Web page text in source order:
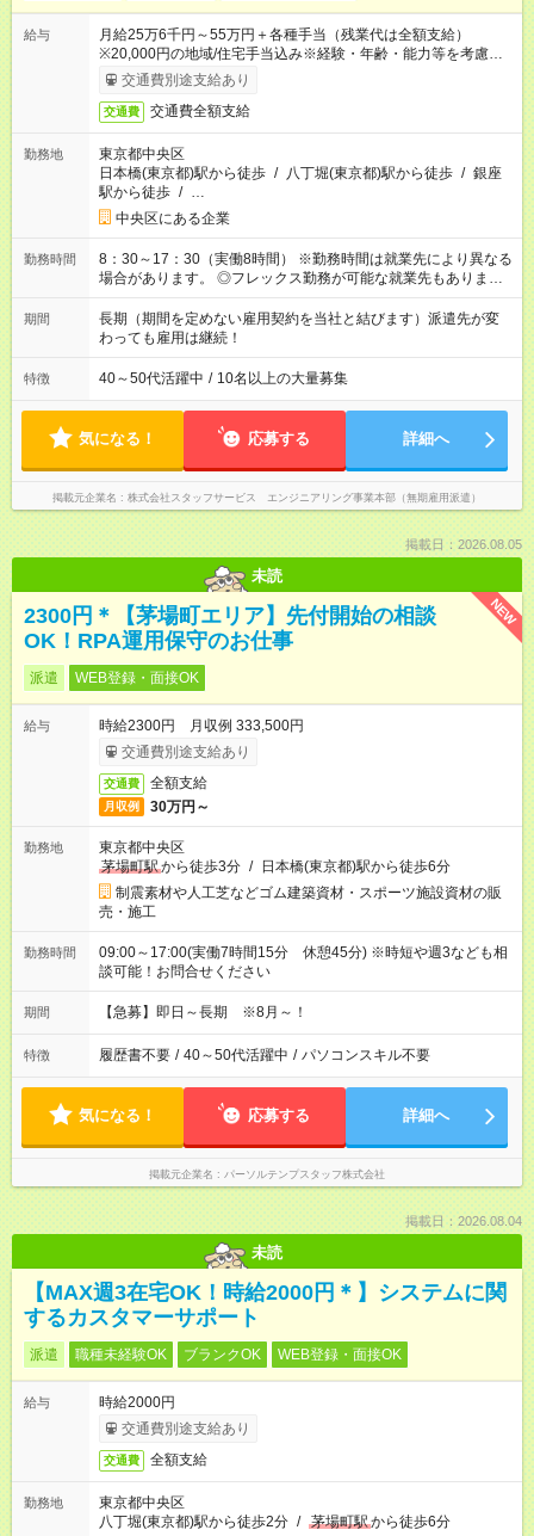
給与
月給25万6千円～55万円＋各種手当（残業代は全額支給）
※20,000円の地域/住宅手当込み※経験・年齢・能力等を考慮し
て加給・優遇します。★同一就業先で1年以上継続したら月1万
円の継続手当支給
交通費別途支給あり
交通費 交通費全額支給
勤務地
東京都中央区
日本橋(東京都)駅から徒歩 / 八丁堀(東京都)駅から徒歩 / 銀座
駅から徒歩 / …
中央区にある企業
勤務時間
8：30～17：30（実働8時間） ※勤務時間は就業先により異なる
場合があります。 ◎フレックス勤務が可能な就業先もありま
す。 ◎今よりもさらに働きやすい環境をつくるべく、 働き方
改革に全社をあげて取り組んでいます。
期間
長期（期間を定めない雇用契約を当社と結びます）派遣先が変
わっても雇用は継続！
特徴 40～50代活躍中 / 10名以上の大量募集
気になる！ 応募する 詳細へ
掲載元企業名 株式会社スタッフサービス エンジニアリング事業本部（無期雇用派遣）
掲載日：2026.08.05
未読
NEW
2300円＊【茅場町エリア】先付開始の相談
OK！RPA運用保守のお仕事
派遣 WEB登録・面接OK
給与
時給2300円 月収例 333,500円
交通費別途支給あり
交通費 全額支給
月収例 30万円～
勤務地
東京都中央区
茅場町駅から徒歩3分 / 日本橋(東京都)駅から徒歩6分
制震素材や人工芝などゴム建築資材・スポーツ施設資材の販
売・施工
勤務時間
09:00～17:00(実働7時間15分 休憩45分) ※時短や週3なども相
談可能！お問合せください
期間 【急募】即日～長期 ※8月～！
特徴 履歴書不要 / 40～50代活躍中 / パソコンスキル不要
気になる！ 応募する 詳細へ
掲載元企業名 パーソルテンプスタッフ株式会社
掲載日：2026.08.04
未読
【MAX週3在宅OK！時給2000円＊】システムに関
するカスタマーサポート
派遣 職種未経験OK ブランクOK WEB登録・面接OK
給与
時給2000円
交通費別途支給あり
交通費 全額支給
勤務地
東京都中央区
八丁堀(東京都)駅から徒歩2分 / 茅場町駅から徒歩6分